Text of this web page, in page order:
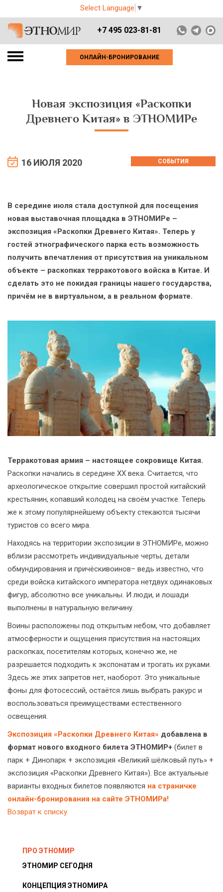
Select Language ▼
+7 495 023-81-81
ОНЛАЙН-БРОНИРОВАНИЕ
Новая экспозиция «Раскопки
Древнего Китая» в ЭТНОМИРе
16 ИЮЛЯ 2020 СОБЫТИЯ
В середине июля стала доступной для посещения
новая выставочная площадка в ЭТНОМИРе –
экспозиция «Раскопки Древнего Китая». Теперь у
гостей этнографического парка есть возможность
получить впечатления от присутствия на уникальном
объекте – раскопках терракотового войска в Китае. И
сделать это не покидая границы нашего государства,
причём не в виртуальном, а в реальном формате.
Терракотовая армия – настоящее сокровище Китая.
Раскопки начались в середине XX века. Считается, что
археологическое открытие совершил простой китайский
крестьянин, копавший колодец на своём участке. Теперь
же к этому популярнейшему объекту стекаются тысячи
туристов со всего мира.
Находясь на территории экспозиции в ЭТНОМИРе, можно
вблизи рассмотреть индивидуальные черты, детали
обмундирования и причёскивоинов– ведь известно, что
среди войска китайского императора нетдвух одинаковых
фигур, абсолютно все уникальны. И люди, и лошади
выполнены в натуральную величину.
Воины расположены под открытым небом, что добавляет
атмосферности и ощущения присутствия на настоящих
раскопках, посетителям которых, конечно же, не
разрешается подходить к экспонатам и трогать их руками.
Здесь же этих запретов нет, наоборот. Это уникальные
фоны для фотосессий, остаётся лишь выбрать ракурс и
воспользоваться преимуществами естественного
освещения.
Экспозиция «Раскопки Древнего Китая» добавлена в
формат нового входного билета ЭТНОМИР+ (билет в
парк + Динопарк + экспозиция «Великий шёлковый путь» +
экспозиция «Раскопки Древнего Китая»). Все актуальные
варианты входных билетов появляются на страничке
онлайн-бронирования на сайте ЭТНОМИРа!
Возврат к списку
ПРО ЭТНОМИР
ЭТНОМИР СЕГОДНЯ
КОНЦЕПЦИЯ ЭТНОМИРА